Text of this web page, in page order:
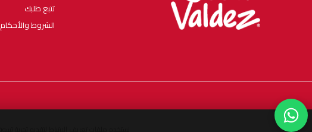
تتبع طلبك
الشروط والأحكام